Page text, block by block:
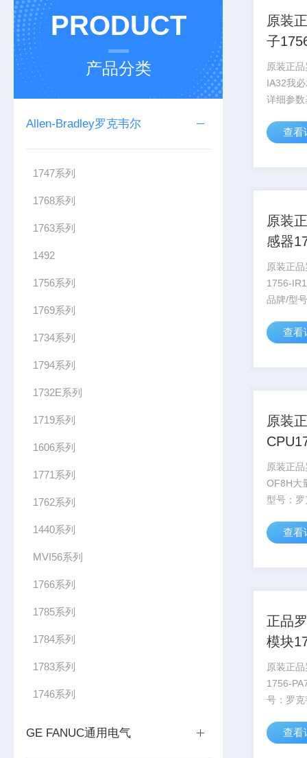
PRODUCT
产品分类
Allen-Bradley罗克韦尔
1747系列
1768系列
1763系列
1492
1756系列
1769系列
1734系列
1794系列
1732E系列
1719系列
1606系列
1771系列
1762系列
1440系列
MVI56系列
1766系列
1785系列
1784系列
1783系列
1746系列
GE FANUC通用电气
原装
子
诺
原装正
IA32我
详细参
Bradley
查看
原装
感器
速运
原装正
1756-
品牌/型
IR12，
入...
查看
原装
现货
原装正
OF8H大
型号​：
OF8H，
出...
查看
正品
模块
天付款
原装正
1756-
号​：罗
查看